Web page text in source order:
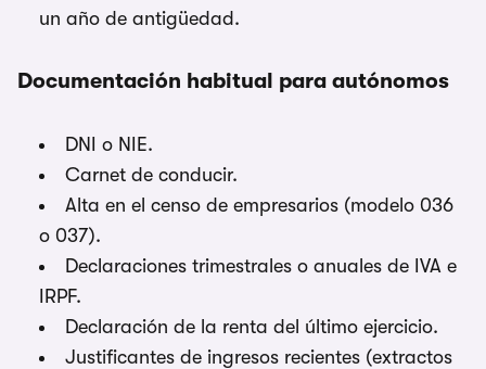
un año de antigüedad.
Documentación habitual para autónomos
DNI o NIE.
Carnet de conducir.
Alta en el censo de empresarios (modelo 036
o 037).
Declaraciones trimestrales o anuales de IVA e
IRPF.
Declaración de la renta del último ejercicio.
Justificantes de ingresos recientes (extractos